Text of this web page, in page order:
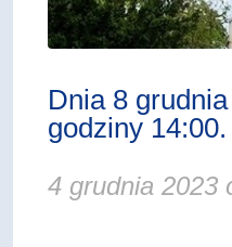
Dnia 8
godziny
4 grudnia 2023